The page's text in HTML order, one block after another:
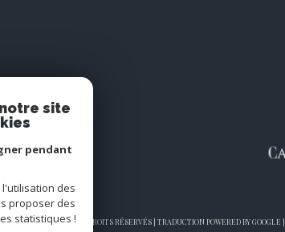
© 2026 | TOUS DROITS RÉSERVÉS | TRADUCTION POWERED BY GOOGLE |
site
pendant
des
proposer des
statistiques !